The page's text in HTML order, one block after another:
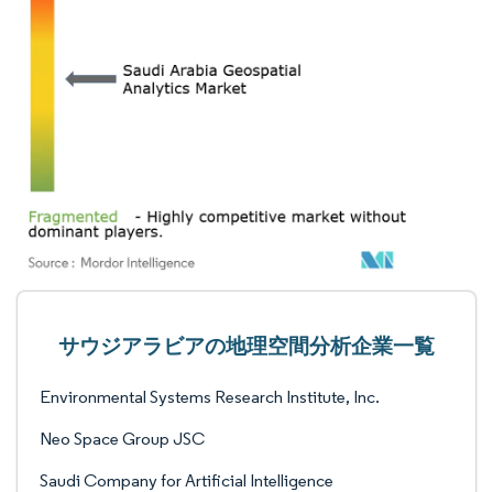
サウジアラビアの地理空間分析企業一覧
Environmental Systems Research Institute, Inc.
Neo Space Group JSC
Saudi Company for Artificial Intelligence